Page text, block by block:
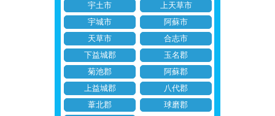
宇土市
上天草市
宇城市
阿蘇市
天草市
合志市
下益城郡
玉名郡
菊池郡
阿蘇郡
上益城郡
八代郡
葦北郡
球磨郡